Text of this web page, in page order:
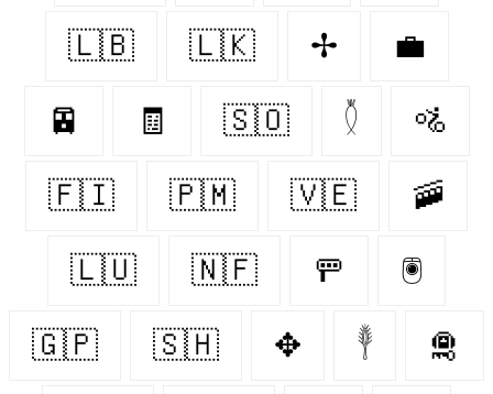
🇱🇧 🇱🇰 ✢ 💼
🚈 🧾 🇸🇴 𓇟 🚵‍
🇫🇮 🇵🇲 🇻🇪 🚠
🇱🇺 🇳🇫 🚥 🖲
🇬🇵 🇸🇭 ✥ 𓇣 🛅